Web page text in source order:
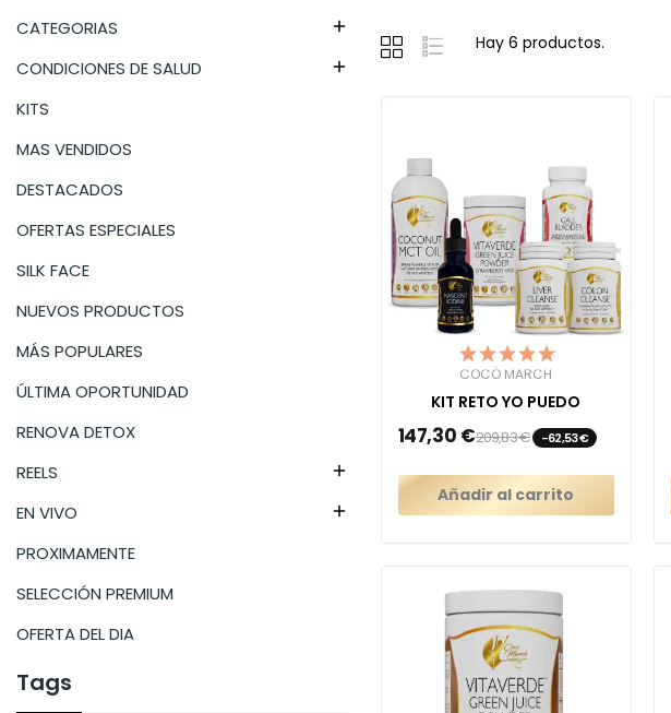
CATEGORIAS

CONDICIONES DE SALUD 
KITS
MAS VENDIDOS
DESTACADOS
OFERTAS ESPECIALES
SILK FACE
NUEVOS PRODUCTOS
MÁS POPULARES
ÚLTIMA OPORTUNIDAD
RENOVA DETOX
REELS

EN VIVO 
PROXIMAMENTE
SELECCIÓN PREMIUM
OFERTA DEL DIA
Tags
Hay 6 productos.
COCÓ MARCH
KIT RETO YO PUEDO
147,30 €209,83 € -62,53 €
Añadir al carrito